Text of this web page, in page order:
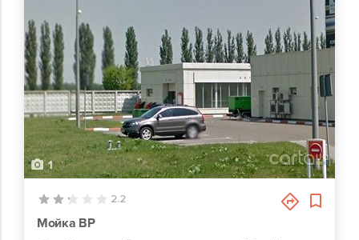
1
2.2
Мойка BP